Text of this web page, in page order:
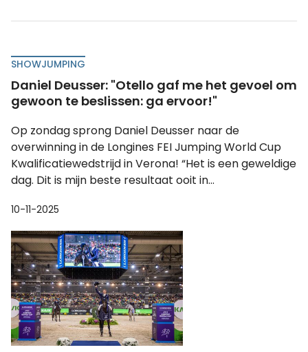
SHOWJUMPING
Daniel Deusser: "Otello gaf me het gevoel om
gewoon te beslissen: ga ervoor!"
Op zondag sprong Daniel Deusser naar de
overwinning in de Longines FEI Jumping World Cup
Kwalificatiewedstrijd in Verona! “Het is een geweldige
dag. Dit is mijn beste resultaat ooit in...
10-11-2025